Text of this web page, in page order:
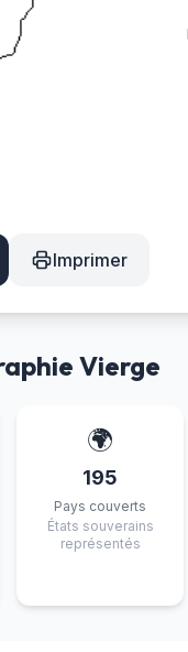
Imprimer
Vierge
🌍
195
Pays couverts
États souverains
représentés